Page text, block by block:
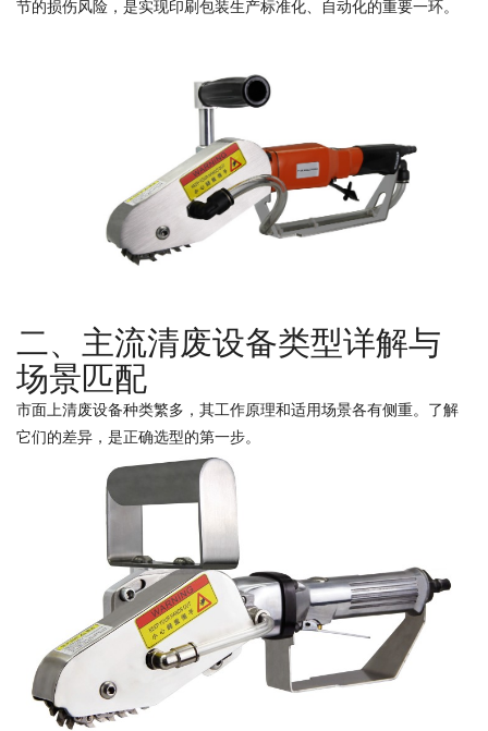
节的损伤风险，是实现印刷包装生产标准化、自动化的重要一环。
二、主流清废设备类型详解与
场景匹配
市面上清废设备种类繁多，其工作原理和适用场景各有侧重。了解
它们的差异，是正确选型的第一步。